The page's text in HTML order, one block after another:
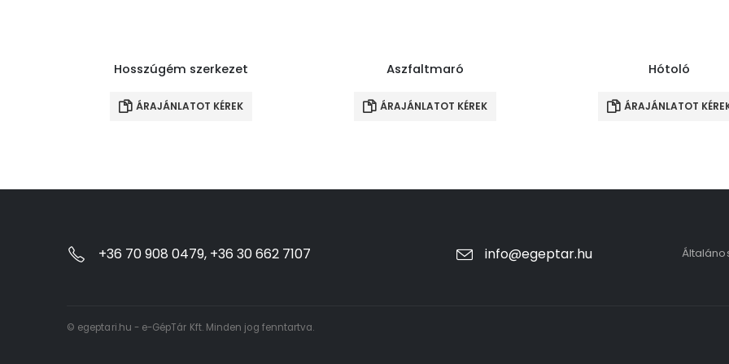
Hosszúgém szerkezet
ÁRAJÁNLATOT KÉREK
Aszfaltmaró
ÁRAJÁNLATOT KÉREK
Hótoló
ÁRAJÁNLATOT
+36 70 908 0479, +36 30 662 7107 info@egeptar.hu
© egeptari.hu - e-GépTár Kft. Minden jog fenntartva.